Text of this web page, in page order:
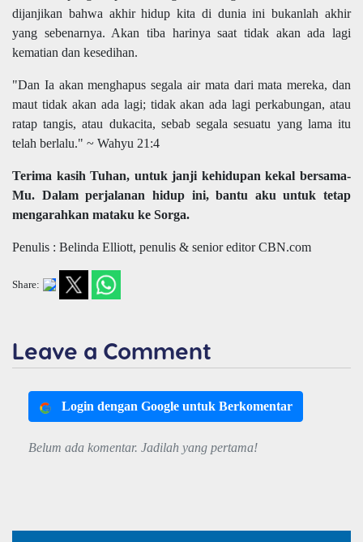
dijanjikan bahwa akhir hidup kita di dunia ini bukanlah akhir
yang sebenarnya. Akan tiba harinya saat tidak akan ada lagi
kematian dan kesedihan.
"Dan Ia akan menghapus segala air mata dari mata mereka, dan
maut tidak akan ada lagi; tidak akan ada lagi perkabungan, atau
ratap tangis, atau dukacita, sebab segala sesuatu yang lama itu
telah berlalu." ~ Wahyu 21:4
Terima kasih Tuhan, untuk janji kehidupan kekal bersama-
Mu. Dalam perjalanan hidup ini, bantu aku untuk tetap
mengarahkan mataku ke Sorga.
Penulis : Belinda Elliott, penulis & senior editor CBN.com
Share:
Leave a Comment
Login dengan Google untuk Berkomentar
Belum ada komentar. Jadilah yang pertama!